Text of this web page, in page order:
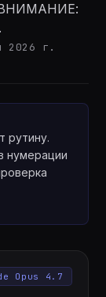
ВНИМАНИЕ:
2026 г.
рутину.
нумерации
Opus 4.7